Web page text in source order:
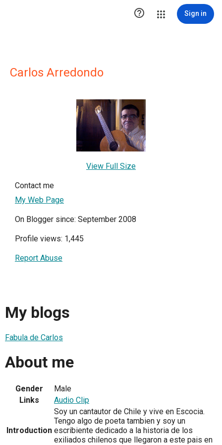
 Sign in
Carlos Arredondo
View Full Size
Contact me
My Web Page
On Blogger since: September 2008
Profile views: 1,445
Report Abuse
My blogs
Fabula de Carlos
About me
Gender
Male
Links
Audio Clip
Introduction
Soy un cantautor de Chile y vive en Escocia.
Tengo algo de poeta tambien y soy un
escribiente dedicado a la historia de los
exiliados chilenos que llegaron a este pais en